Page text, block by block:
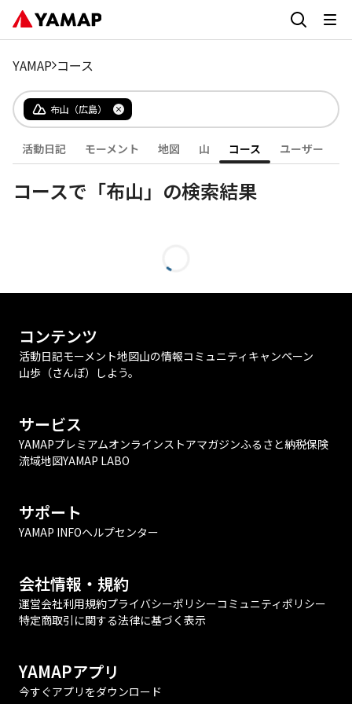
YAMAP コース
布山（広島）
活動日記 モーメント 地図 山 コース ユーザー
コースで「布山」の検索結果
コンテンツ
活動日記モーメント地図山の情報コミュニティ キャンペーン
山歩（さんぽ）しよう。
サービス
YAMAPプレミアムオンラインストアマガジンふるさと納税保険
流域地図YAMAP LABO
サポート
YAMAP INFOヘルプセンター
会社情報・規約
運営会社利用規約プライバシーポリシーコミュニティポリシー
特定商取引に関する法律に基づく表示
YAMAPアプリ
今すぐアプリをダウンロード